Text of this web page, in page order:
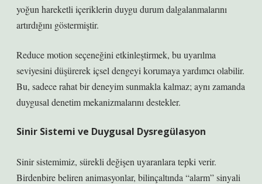
yoğun hareketli içeriklerin duygu durum dalgalanmalarını
artırdığını göstermiştir.
Reduce motion seçeneğini etkinleştirmek, bu uyarılma
seviyesini düşürerek içsel dengeyi korumaya yardımcı olabilir.
Bu, sadece rahat bir deneyim sunmakla kalmaz; aynı zamanda
duygusal denetim mekanizmalarını destekler.
Sinir Sistemi ve Duygusal Dysregülasyon
Sinir sistemimiz, sürekli değişen uyaranlara tepki verir.
Birdenbire beliren animasyonlar, bilinçaltında “alarm” sinyali